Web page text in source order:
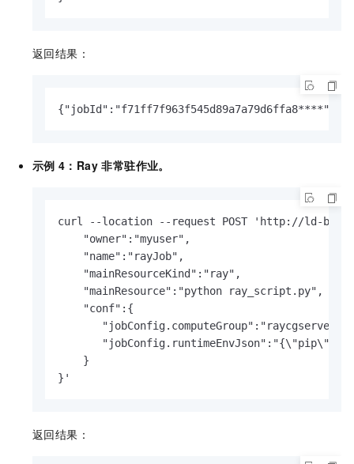
返回结果：
示例 4：Ray 非常驻作业。
curl --location --request POST 'http://ld-
    "owner":"myuser",
    "name":"rayJob",
    "mainResourceKind":"ray",
    "mainResource":"python ray_script.py",
    "conf":{
    }
}'
返回结果：